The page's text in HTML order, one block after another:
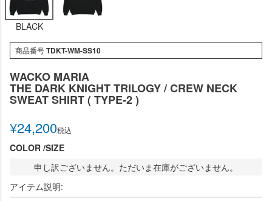
BLACK
商品番号TDKT-WM-SS10
WACKO MARIA
THE DARK KNIGHT TRILOGY / CREW NECK
SWEAT SHIRT ( TYPE-2 )
¥24,200税込
COLOR SIZE
申し訳ございません。ただいま在庫がございません。
アイテム説明: